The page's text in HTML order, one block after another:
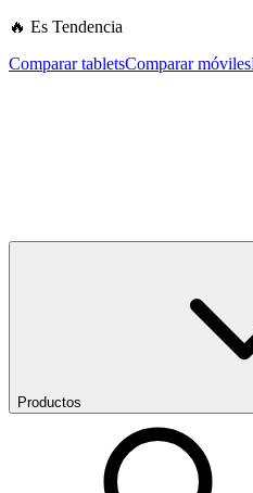
🔥 Es Tendencia
Comparar tabletsComparar móviles
Productos